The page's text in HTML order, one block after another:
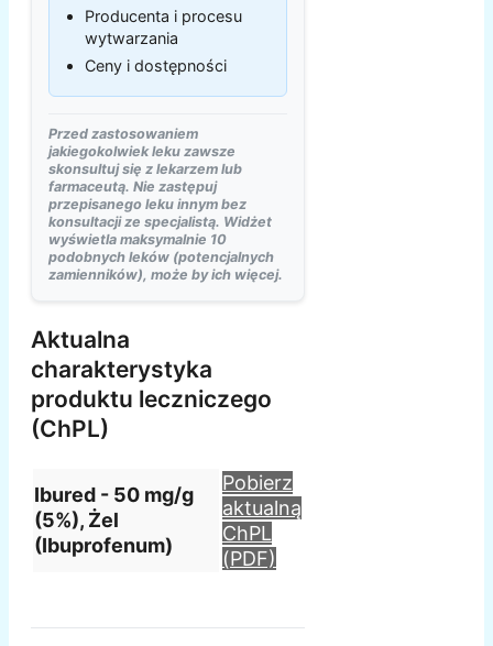
Producenta i procesu
wytwarzania
Ceny i dostępności
Przed zastosowaniem
jakiegokolwiek leku zawsze
skonsultuj się z lekarzem lub
farmaceutą. Nie zastępuj
przepisanego leku innym bez
konsultacji ze specjalistą. Widżet
wyświetla maksymalnie 10
podobnych leków (potencjalnych
zamienników), może by ich więcej.
Aktualna
charakterystyka
produktu leczniczego
(ChPL)
Ibured - 50 mg/g
(5%), Żel
(Ibuprofenum)
Pobierz
aktualną
ChPL
(PDF)